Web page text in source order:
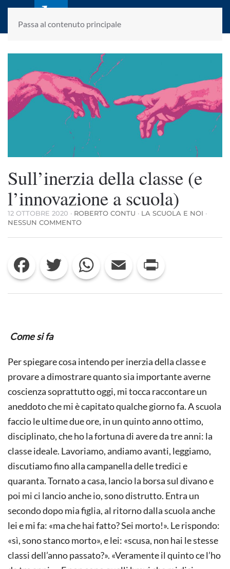
Passa al contenuto principale
laletteraturaenoi.it
fondato da Romano Luperini
Sull’inerzia della classe (e
l’innovazione a scuola)
12 OTTOBRE 2020 · ROBERTO CONTU · LA SCUOLA E NOI ·
NESSUN COMMENTOSU
DELLA
(E
L’INNOVAZIONE
A
Facebook Twitter WhatsApp Email
Come si fa
Per spiegare cosa intendo per inerzia della classe e
provare a dimostrare quanto sia importante averne
coscienza soprattutto oggi, mi tocca raccontare un
aneddoto che mi è capitato qualche giorno fa. A scuola
faccio le ultime due ore, in un quinto anno ottimo,
disciplinato, che ho la fortuna di avere da tre anni: la
classe ideale. Lavoriamo, andiamo avanti, leggiamo,
discutiamo fino alla campanella delle tredici e
quaranta. Tornato a casa, lancio la borsa sul divano e
poi mi ci lancio anche io, sono distrutto. Entra un
secondo dopo mia figlia, al ritorno dalla scuola anche
lei e mi fa: «ma che hai fatto? Sei morto!». Le rispondo:
«sì, sono stanco morto», e lei: «scusa, non hai le stesse
classi dell’anno passato?». «Veramente il quinto ce l’ho